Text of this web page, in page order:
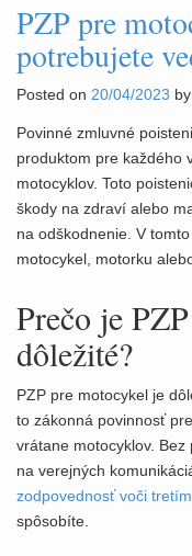
PZP pre
potrebujete
Posted on 20/04/2023 by
Povinné zmluvné
produktom pre každého
motocyklov. Toto
škody na zdraví alebo
na odškodnenie. V
motocykel, motorku
Prečo je
dôležité?
PZP pre motocykel je
to zákonná povinnosť
vrátane motocyklov.
na verejných
zodpovednosť voči
spôsobíte.